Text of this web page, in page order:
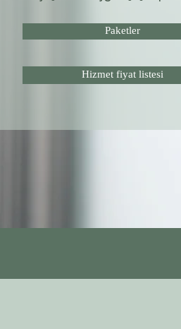
Paketler
Hizmet fiyat listesi